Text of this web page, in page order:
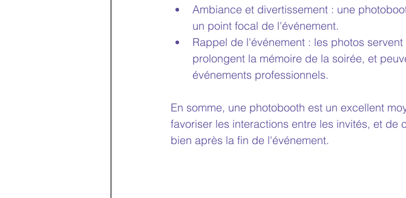
Ambiance et divertissement : une
un point focal de l'événement.
Rappel de l'événement : les photos
prolongent la mémoire de la soirée, et
événements professionnels.
En somme, une photobooth est un excellent
favoriser les interactions entre les invités, et
bien après la fin de l'événement.